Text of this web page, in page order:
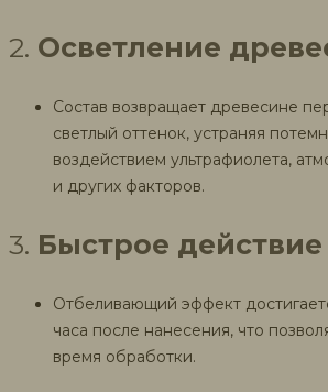
2. Осветление
Состав возвращает древесине
светлый оттенок, устраняя
воздействием ультрафиолета,
и других факторов.
3. Быстрое действие
Отбеливающий эффект
часа после нанесения, что
время обработки.